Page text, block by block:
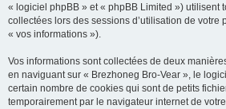
« logiciel phpBB » et « phpBB Limited ») utilisent
collectées lors des sessions d’utilisation de votre
« vos informations »).
Vos informations sont collectées de deux
en naviguant sur « Brezhoneg Bro-Vear », le
certain nombre de cookies qui sont de petits
temporairement par le navigateur internet de